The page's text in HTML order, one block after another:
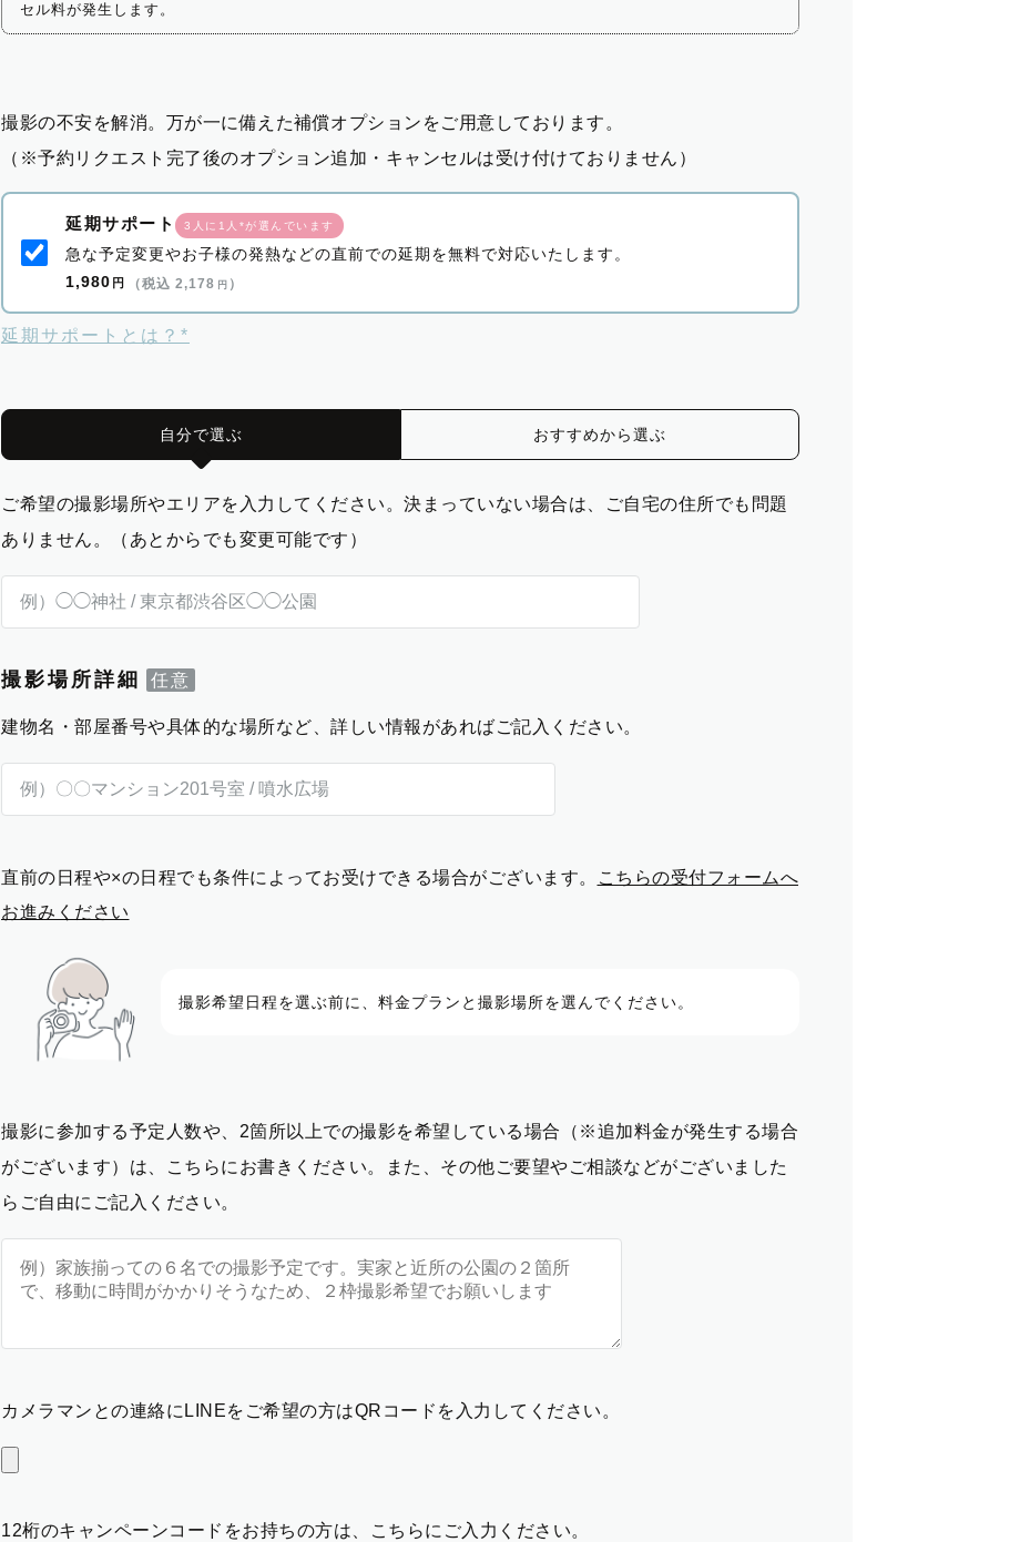
セル料が発生します。
撮影の不安を解消。万が一に備えた補償オプションをご用意しております。
（※予約リクエスト完了後のオプション追加・キャンセルは受け付けておりません）
延期サポート 3人に1人*が選んでいます
急な予定変更やお子様の発熱などの直前での延期を無料で対応いたします。
1,980 円 （税込 2,178 円 ）
延期サポートとは？*
自分で選ぶ おすすめから選ぶ
ご希望の撮影場所やエリアを入力してください。決まっていない場合は、ご自宅の住所でも問題
ありません。（あとからでも変更可能です）
撮影場所詳細
建物名・部屋番号や具体的な場所など、詳しい情報があればご記入ください。
直前の日程や×の日程でも条件によってお受けできる場合がございます。
こちらの受付フォームへ
お進みください
撮影希望日程を選ぶ前に、料金プランと撮影場所を選んでください。
撮影に参加する予定人数や、2箇所以上での撮影を希望している場合（※追加料金が発生する場合
がございます）は、こちらにお書きください。また、その他ご要望やご相談などがございました
らご自由にご記入ください。
カメラマンとの連絡にLINEをご希望の方はQRコードを入力してください。
12桁のキャンペーンコードをお持ちの方は、こちらにご入力ください。